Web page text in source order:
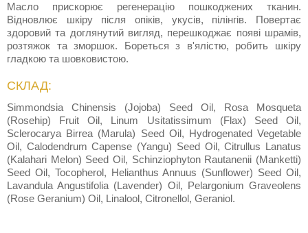
Масло прискорює регенерацію пошкоджених тканин.
Відновлює шкіру після опіків, укусів, пілінгів. Повертає
здоровий та доглянутий вигляд, перешкоджає появі шрамів,
розтяжок та зморшок. Бореться з в'ялістю, робить шкіру
гладкою та шовковистою.
СКЛАД:
Simmondsia Chinensis (Jojoba) Seed Oil, Rosa Mosqueta
(Rosehip) Fruit Oil, Linum Usitatissimum (Flax) Seed Oil,
Sclerocarya Birrea (Marula) Seed Oil, Hydrogenated Vegetable
Oil, Calodendrum Capense (Yangu) Seed Oil, Citrullus Lanatus
(Kalahari Melon) Seed Oil, Schinziophyton Rautanenii (Manketti)
Seed Oil, Tocopherol, Helianthus Annuus (Sunflower) Seed Oil,
Lavandula Angustifolia (Lavender) Oil, Pelargonium Graveolens
(Rose Geranium) Oil, Linalool, Citronellol, Geraniol.